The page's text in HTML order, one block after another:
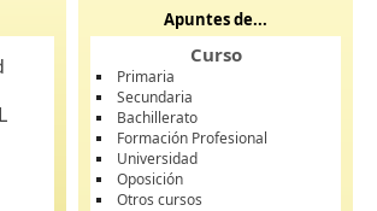
Apuntes de...
Curso
Primaria
Secundaria
Bachillerato
Formación Profesional
Universidad
Oposición
Otros cursos